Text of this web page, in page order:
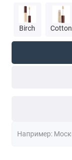
Birch Cotton